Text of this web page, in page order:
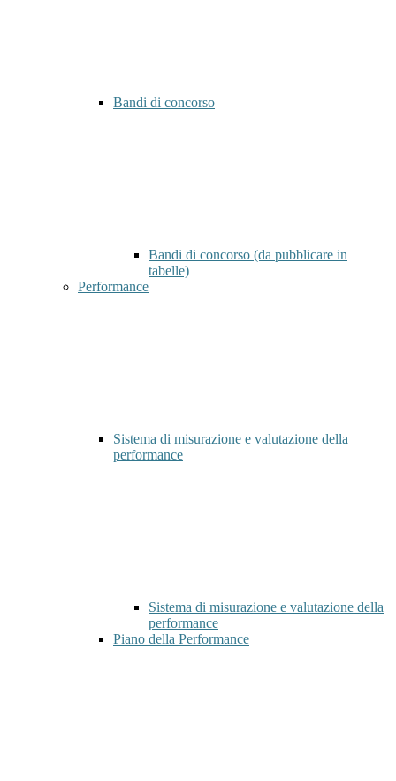
Bandi di concorso
Bandi di concorso (da pubblicare in
tabelle)
Performance
Sistema di misurazione e valutazione della
performance
Sistema di misurazione e valutazione della
performance
Piano della Performance